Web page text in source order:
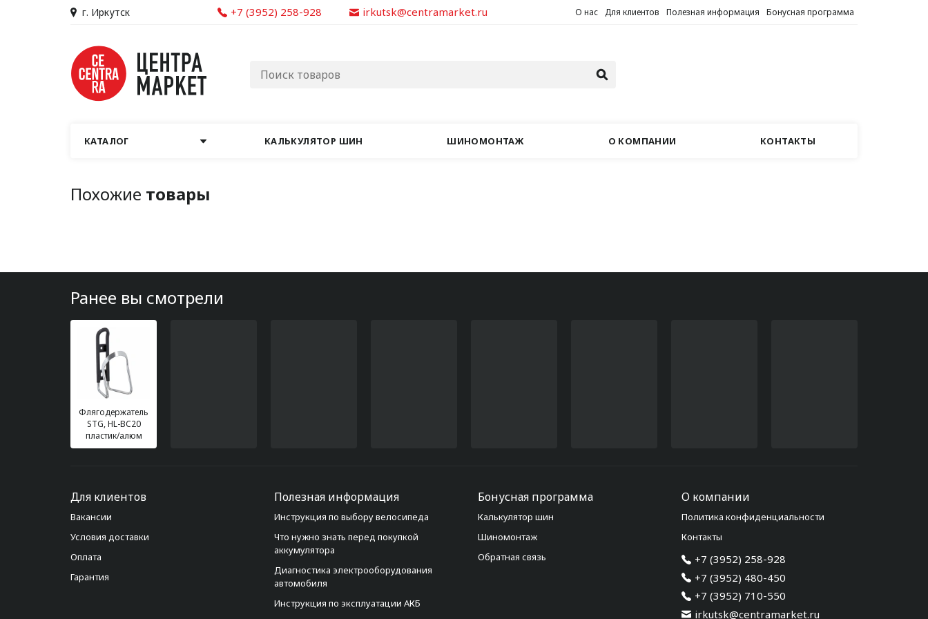
г. Иркутск +7 (3952) 258-928 irkutsk@centramarket.ru О нас Для клиентов Полезная информация Бонусная программа
КАТАЛОГ КАЛЬКУЛЯТОР ШИН ШИНОМОНТАЖ О КОМПАНИИ КОНТАКТЫ
Похожие товары
Ранее вы смотрели
Флягодержатель
STG, HL-BC20
пластик/алюм
Для клиентов
Вакансии
Условия доставки
Оплата
Гарантия
Полезная информация
Инструкция по выбору велосипеда
Что нужно знать перед покупкой
аккумулятора
Диагностика электрооборудования
автомобиля
Инструкция по эксплуатации АКБ
Бонусная программа
Калькулятор шин
Шиномонтаж
Обратная связь
О компании
Политика конфиденциальности
Контакты
+7 (3952) 258-928
+7 (3952) 480-450
+7 (3952) 710-550
irkutsk@centramarket.ru